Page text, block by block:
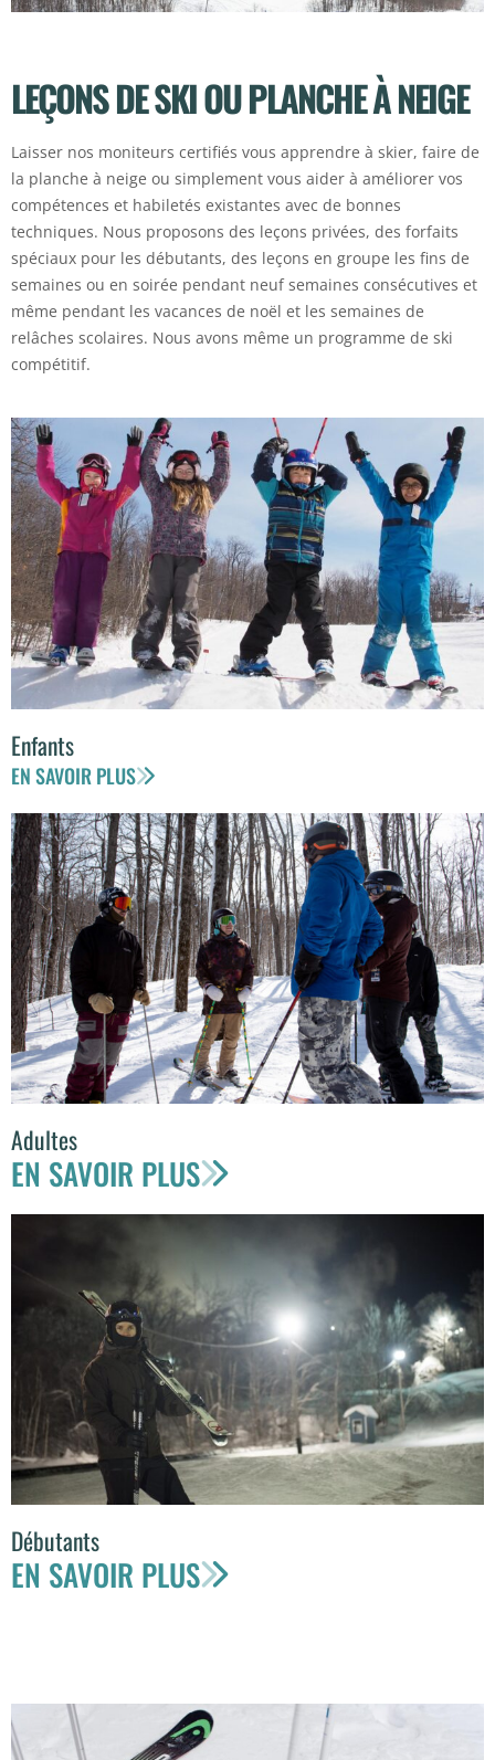
LEÇONS DE SKI OU PLANCHE À NEIGE
Laisser nos moniteurs certifiés vous apprendre à skier, faire de
la planche à neige ou simplement vous aider à améliorer vos
compétences et habiletés existantes avec de bonnes
techniques. Nous proposons des leçons privées, des forfaits
spéciaux pour les débutants, des leçons en groupe les fins de
semaines ou en soirée pendant neuf semaines consécutives et
même pendant les vacances de noël et les semaines de
relâches scolaires. Nous avons même un programme de ski
compétitif.
Enfants
EN SAVOIR PLUS
Adultes
EN SAVOIR PLUS
Débutants
EN SAVOIR PLUS